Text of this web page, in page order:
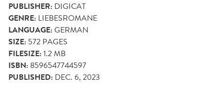
PUBLISHER: DIGICAT
GENRE: LIEBESROMANE
LANGUAGE:GERMAN
SIZE: 572 PAGES
FILESIZE:1.2 MB
ISBN: 8596547744597
PUBLISHED: DEC. 6, 2023